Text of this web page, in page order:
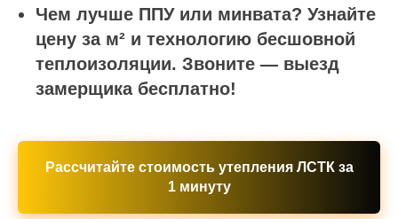
Чем лучше ППУ или минвата? Узнайте
цену за м² и технологию бесшовной
теплоизоляции. Звоните — выезд
замерщика бесплатно!
Рассчитайте стоимость утепления ЛСТК за
1 минуту